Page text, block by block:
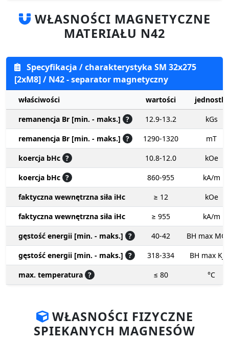
WŁASNOŚCI MAGNETYCZNE
MATERIAŁU N42
Specyfikacja / charakterystyka SM 32x275
[2xM8] / N42 - separator magnetyczny
właściwości wartości
jednostki
remanencja Br [min. - maks.] ? 12.9-13.2
kGs
remanencja Br [min. - maks.] ? 1290-1320
mT
koercja bHc ? 10.8-12.0
kOe
koercja bHc ? 860-955
kA/m
faktyczna wewnętrzna siła iHc
≥ 12
kOe
faktyczna wewnętrzna siła iHc
≥ 955
kA/m
gęstość energii [min. - maks.] ? 40-42
BH max
gęstość energii [min. - maks.] ? 318-334
BH max
max. temperatura ? ≤ 80 °C
WŁASNOŚCI FIZYCZNE
SPIEKANYCH MAGNESÓW